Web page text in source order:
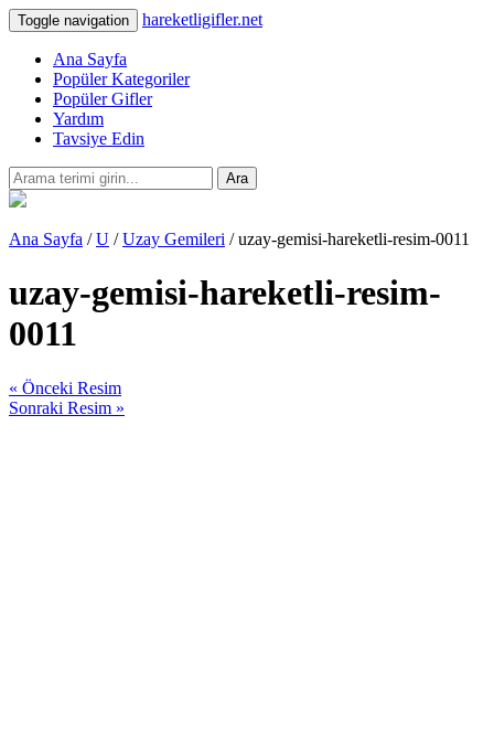
Toggle navigation hareketligifler.net
Ana Sayfa
Popüler Kategoriler
Popüler Gifler
Yardım
Tavsiye Edin
Ara
Ana Sayfa /U /Uzay Gemileri / uzay-gemisi-hareketli-resim-0011
uzay-gemisi-hareketli-resim-
0011
« Önceki Resim
Sonraki Resim »